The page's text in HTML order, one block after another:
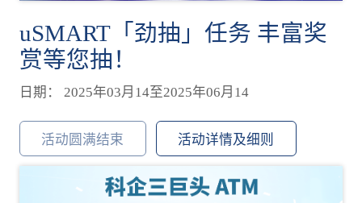
uSMART「劲抽」任务 丰富奖
赏等您抽！
日期： 2025年03月14至2025年06月14
活动圆满结束 活动详情及细则